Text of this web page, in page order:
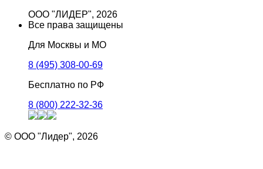
ООО "ЛИДЕР", 2026
Все права защищены
Для Москвы и МО
8 (495) 308-00-69
Бесплатно по РФ
8 (800) 222-32-36
© ООО "Лидер", 2026